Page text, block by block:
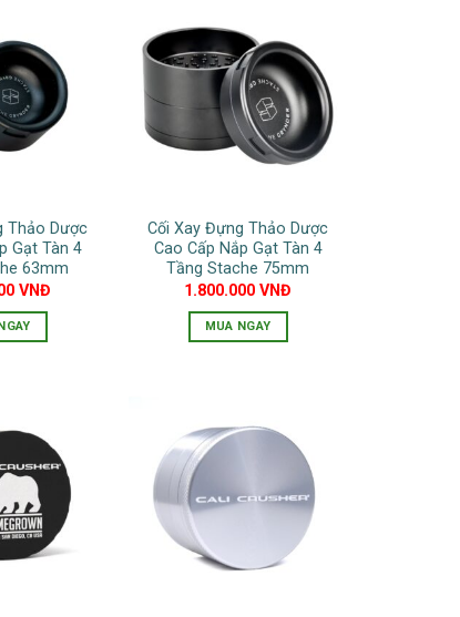
Các
tùy
có
nhiều
biến
thể.
Các
tùy
thể
được
chọn
trên
trang
Thảo Dược
Gạt Tàn 4
63mm
VNĐ
Cối Xay Đựng Thảo Dược
Cao Cấp Nắp Gạt Tàn 4
Tầng Stache 75mm
1.800.000VNĐ
MUA NGAY